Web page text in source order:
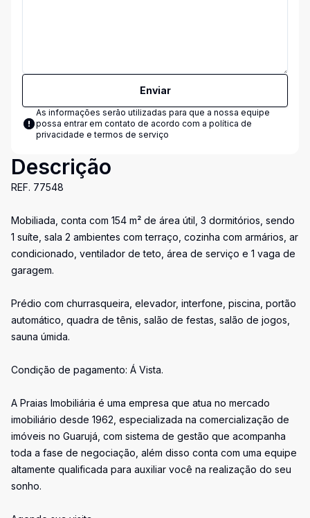
Enviar
As informações serão utilizadas para que a nossa equipe
possa entrar em contato de acordo com a política de
privacidade e termos de serviço
Descrição
REF. 77548
Mobiliada, conta com 154 m² de área útil, 3 dormitórios, sendo
1 suíte, sala 2 ambientes com terraço, cozinha com armários, ar
condicionado, ventilador de teto, área de serviço e 1 vaga de
garagem.
Prédio com churrasqueira, elevador, interfone, piscina, portão
automático, quadra de tênis, salão de festas, salão de jogos,
sauna úmida.
Condição de pagamento: Á Vista.
A Praias Imobiliária é uma empresa que atua no mercado
imobiliário desde 1962, especializada na comercialização de
imóveis no Guarujá, com sistema de gestão que acompanha
toda a fase de negociação, além disso conta com uma equipe
altamente qualificada para auxiliar você na realização do seu
sonho.